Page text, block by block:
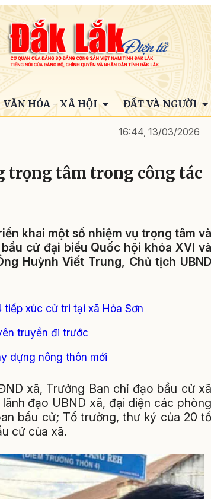
VĂN HÓA - XÃ HỘI ĐẤT VÀ NGƯỜI
16:44, 13/03/2026
trọng tâm trong công tác
khai một số nhiệm vụ trọng tâm và
cử đại biểu Quốc hội khóa XVI và
Huỳnh Viết Trung, Chủ tịch UBND
xúc cử tri tại xã Hòa Sơn
truyền đi trước
dựng nông thôn mới
xã, Trưởng Ban chỉ đạo bầu cử xã
đạo UBND xã, đại diện các phòng
bầu cử; Tổ trưởng, thư ký của 20 tổ
cử của xã.